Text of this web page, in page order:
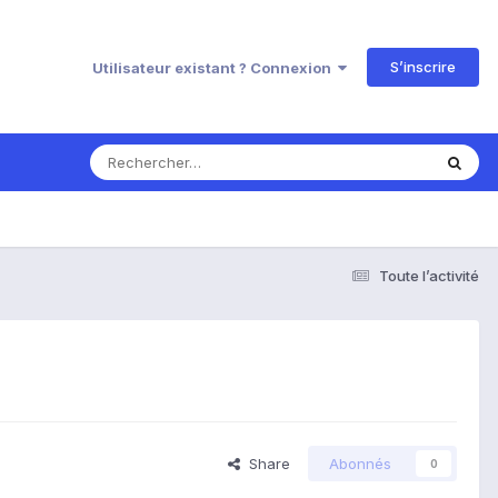
Utilisateur existant ? Connexion S’inscrire
Toute l’activité
Share Abonnés 0